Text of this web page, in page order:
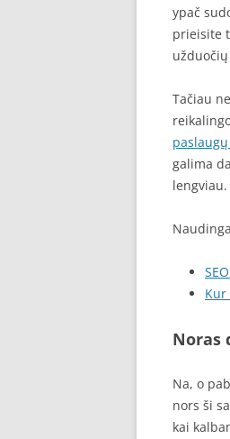
ypač
prieisite
Tačiau
galima
Kur
Noras
Na, o
nors ši
kai